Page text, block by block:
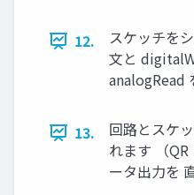
12.
スケッチを
文と
analogRead
13.
回路とスケ
れます （
ータ出力を